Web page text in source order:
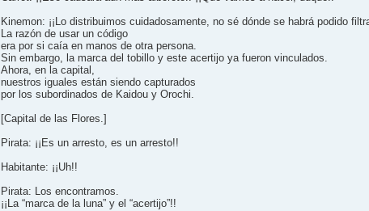
Kinemon: ¡¡Lo distribuimos cuidadosamente, no sé dónde se habrá podido
La razón de usar un código
era por si caía en manos de otra persona.
Sin embargo, la marca del tobillo y este acertijo ya fueron vinculados.
Ahora, en la capital,
nuestros iguales están siendo capturados
por los subordinados de Kaidou y Orochi.
[Capital de las Flores.]
Pirata: ¡¡Es un arresto, es un arresto!!
Habitante: ¡¡Uh!!
Pirata: Los encontramos.
¡¡La “marca de la luna” y el “acertijo”!!